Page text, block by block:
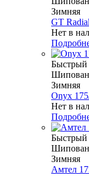
Зимняя
GT
Нет в
Быстрый
Зимняя
Onyx
Нет в
Быстрый
Зимняя
Амтел